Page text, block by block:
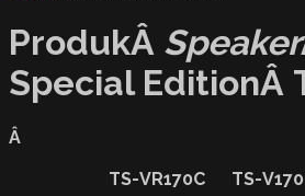
ProdukÂ Speaker
Special EditionÂ
Â
TS-VR170C
TS-